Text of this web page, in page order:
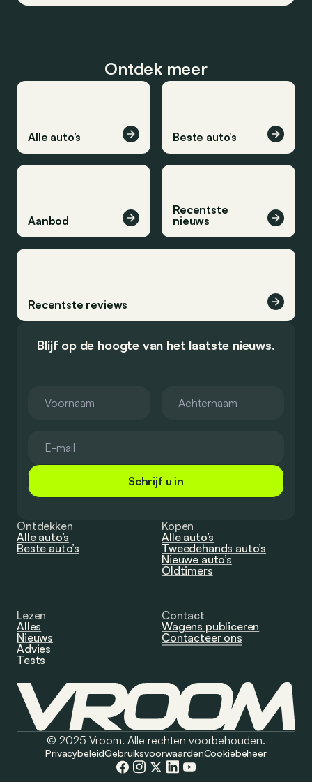
Ontdek meer
Alle auto’s Beste auto’s
Aanbod
Recentste
nieuws
Recentste reviews
Blijf op de hoogte van het laatste nieuws.
Schrijf u in
Ontdekken
Alle auto’s
Beste auto’s
Kopen
Alle auto’s
Tweedehands auto’s
Nieuwe auto’s
Oldtimers
Lezen
Alles
Nieuws
Advies
Tests
Contact
Wagens publiceren
Contacteer ons
© 2025 Vroom. Alle rechten voorbehouden.
PrivacybeleidGebruiksvoorwaardenCookiebeheer